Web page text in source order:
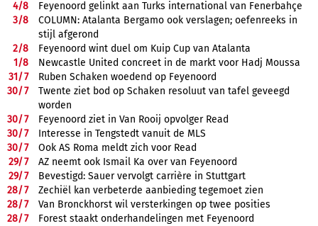
4/8
Feyenoord gelinkt aan Turks international van Fenerbahçe
3/8
COLUMN: Atalanta Bergamo ook verslagen; oefenreeks in
stijl afgerond
2/8
Feyenoord wint duel om Kuip Cup van Atalanta
1/8
Newcastle United concreet in de markt voor Hadj Moussa
31/7
Ruben Schaken woedend op Feyenoord
30/7
Twente ziet bod op Schaken resoluut van tafel geveegd
worden
30/7
Feyenoord ziet in Van Rooij opvolger Read
30/7
Interesse in Tengstedt vanuit de MLS
30/7
Ook AS Roma meldt zich voor Read
29/7
AZ neemt ook Ismail Ka over van Feyenoord
29/7
Bevestigd: Sauer vervolgt carrière in Stuttgart
28/7
Zechiël kan verbeterde aanbieding tegemoet zien
28/7
Van Bronckhorst wil versterkingen op twee posities
28/7 Forest staakt onderhandelingen met Feyenoord